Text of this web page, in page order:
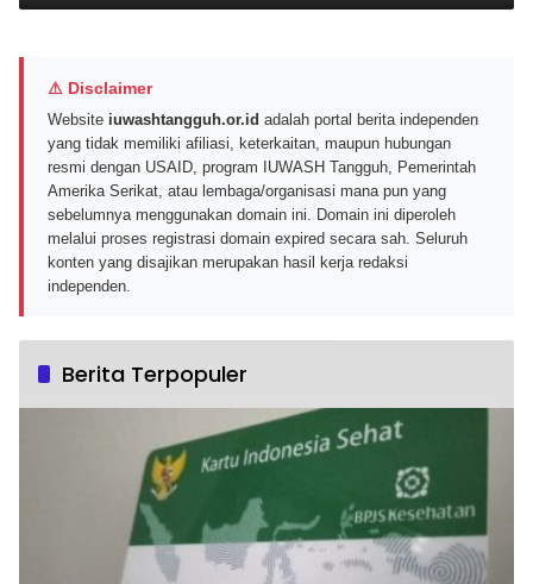
⚠ Disclaimer
Website iuwashtangguh.or.id adalah portal berita independen
yang tidak memiliki afiliasi, keterkaitan, maupun hubungan
resmi dengan USAID, program IUWASH Tangguh, Pemerintah
Amerika Serikat, atau lembaga/organisasi mana pun yang
sebelumnya menggunakan domain ini. Domain ini diperoleh
melalui proses registrasi domain expired secara sah. Seluruh
konten yang disajikan merupakan hasil kerja redaksi
independen.
Berita Terpopuler